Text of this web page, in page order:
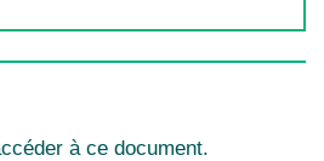
à ce document.